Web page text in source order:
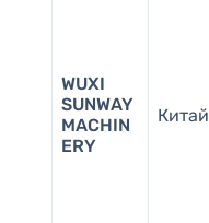
WUXI
SUNWAY
MACHIN
ERY
Китай